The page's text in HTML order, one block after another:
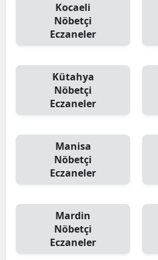
Kocaeli
Nöbetçi
Eczaneler
Kütahya
Nöbetçi
Eczaneler
Manisa
Nöbetçi
Eczaneler
Mardin
Nöbetçi
Eczaneler